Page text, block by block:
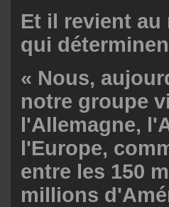
Et il revient au
qui
« Nous,
notre groupe
l'Allemagne,
l'Europe,
entre les 150
millions